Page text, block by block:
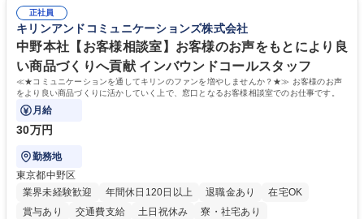
でも質問・相談できる環境が整っているため、安心して成長できます。 募
集職種 【森ビルG】人事・総務◆賞与5ヶ月◆年休120日◆残業少なめ◆
リモート可
務に挑戦できるため、自身の成長と組織への貢献度をダイレクトに実感で
きます。 残業少なめ、週1日リモート可など、ワークライフバランスを保
ち長期活躍できる環境です。 「これまでの幅広い経験を活かし、長期的な
キャリアを築きたい」という前向きな意欲と挑戦を全力で応援します。 学
歴・資格 学歴：大学院 大学 高専 短大 専修学校 高校 語学力： 資格：日商
簿記検定1級 日商簿記検定2級 日商簿記検定3級
正社員
キリンアンドコミュニケーションズ株式会社
中野本社【お客様相談室】お客様のお声をもとにより良
い商品づくりへ貢献 インバウンドコールスタッフ
≪★コミュニケーションを通してキリンのファンを増やしませんか？★≫ お客様のお声
をより良い商品づくりに活かしていく上で、窓口となるお客様相談室でのお仕事です。
月給
30万円
勤務地
東京都中野区
業界未経験歓迎
年間休日120日以上 退職金あり
在宅OK
賞与あり
交通費支給 土日祝休み 寮・社宅あり